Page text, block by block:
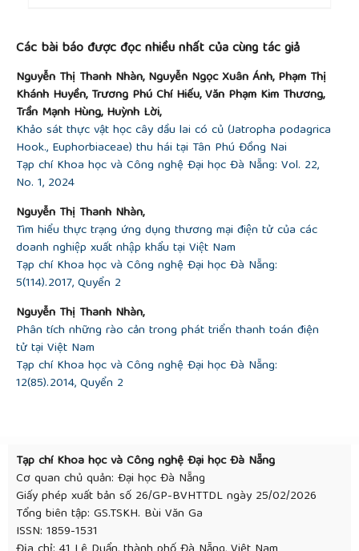
Các bài báo được đọc nhiều nhất của cùng tác giả
Nguyễn Thị Thanh Nhàn, Nguyễn Ngọc Xuân Ánh, Phạm Thị
Khánh Huyền, Trương Phú Chí Hiếu, Văn Phạm Kim Thương,
Trần Mạnh Hùng, Huỳnh Lời,
Khảo sát thực vật học cây dầu lai có củ (Jatropha podagrica
Hook., Euphorbiaceae) thu hái tại Tân Phú Đồng Nai
Tạp chí Khoa học và Công nghệ Đại học Đà Nẵng: Vol. 22,
No. 1, 2024
Nguyễn Thị Thanh Nhàn,
Tìm hiểu thực trạng ứng dụng thương mại điện tử của các
doanh nghiệp xuất nhập khẩu tại Việt Nam
Tạp chí Khoa học và Công nghệ Đại học Đà Nẵng:
5(114).2017, Quyển 2
Nguyễn Thị Thanh Nhàn,
Phân tích những rào cản trong phát triển thanh toán điện
tử tại Việt Nam
Tạp chí Khoa học và Công nghệ Đại học Đà Nẵng:
12(85).2014, Quyển 2
Tạp chí Khoa học và Công nghệ Đại học Đà Nẵng
Cơ quan chủ quản: Đại học Đà Nẵng
Giấy phép xuất bản số 26/GP-BVHTTDL ngày 25/02/2026
Tổng biên tập: GS.TSKH. Bùi Văn Ga
ISSN: 1859-1531